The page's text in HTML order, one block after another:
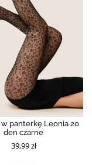
w panterkę Leonia 20
den czarne
39,99 zł